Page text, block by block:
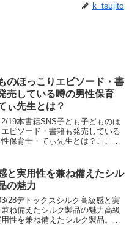
k_tsujito
のほっこりエピソード・書
売している噂の男性保育
ぃ先生とは？
19本書籍SNS子ども子どものほ
エピソード・書籍も発売している
保育士・てぃ先生とは？ここ数
ツイッターで紹介しており、現
ロワー...
と実用性を兼ね備えたシル
の魅力
28デトックスシルク高級感と実
ね備えたシルク製品の魅力高級
性を兼ね備えたシルク製品。潤